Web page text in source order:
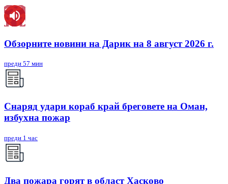
Обзорните новини на Дарик на 8 август 2026 г.
преди 57 мин
Снаряд удари кораб край бреговете на Оман,
избухна пожар
преди 1 час
Два пожара горят в област Хасково